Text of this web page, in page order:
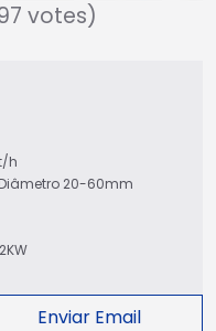
votes)
h
20-60mm
Enviar Email